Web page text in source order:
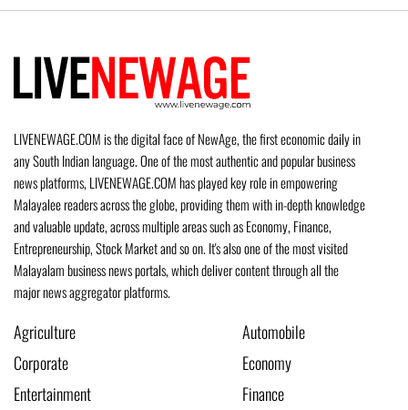
LIVENEWAGE.COM is the digital face of NewAge, the first economic daily in
any South Indian language. One of the most authentic and popular business
news platforms, LIVENEWAGE.COM has played key role in empowering
Malayalee readers across the globe, providing them with in-depth knowledge
and valuable update, across multiple areas such as Economy, Finance,
Entrepreneurship, Stock Market and so on. It's also one of the most visited
Malayalam business news portals, which deliver content through all the
major news aggregator platforms.
Agriculture
Automobile
Corporate
Economy
Entertainment
Finance